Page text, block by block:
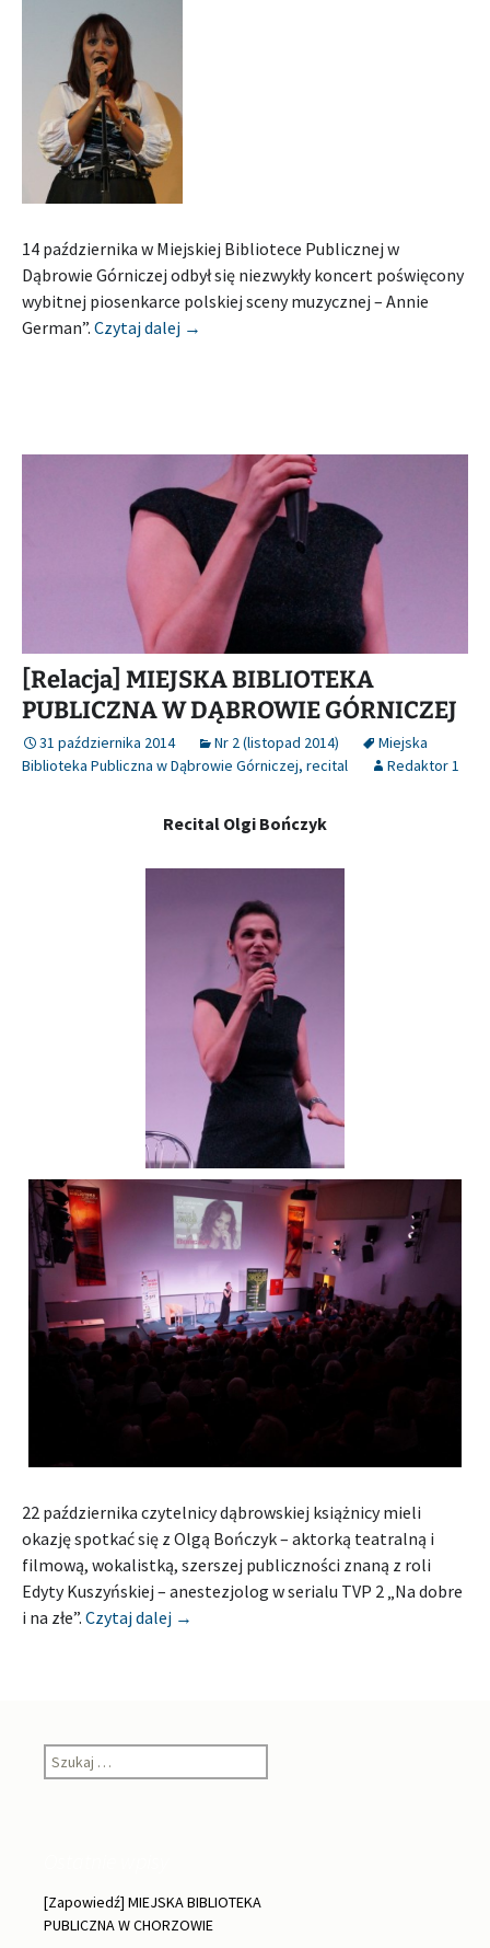
14 października w Miejskiej Bibliotece Publicznej w
Dąbrowie Górniczej odbył się niezwykły koncert poświęcony
wybitnej piosenkarce polskiej sceny muzycznej – Annie
German”. Czytaj dalej [Relacja] MIEJSKA BIBLIOTEKA
→
[Relacja] MIEJSKA BIBLIOTEKA
PUBLICZNA W DĄBROWIE GÓRNICZEJ
31 października 2014 Nr 2 (listopad 2014)
Miejska
Biblioteka Publiczna w Dąbrowie Górniczej, recital Redaktor 1
Recital Olgi Bończyk
22 października czytelnicy dąbrowskiej książnicy mieli
okazję spotkać się z Olgą Bończyk – aktorką teatralną i
filmową, wokalistką, szerszej publiczności znaną z roli
Edyty Kuszyńskiej – anestezjolog w serialu TVP 2 „Na dobre
i na złe”. Czytaj dalej [Relacja] MIEJSKA BIBLIOTEKA
→
Szukaj:
[Zapowiedź] MIEJSKA BIBLIOTEKA
PUBLICZNA W CHORZOWIE